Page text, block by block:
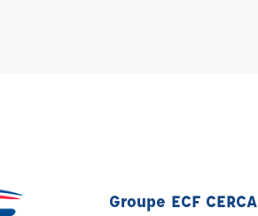
Groupe ECF CERCA